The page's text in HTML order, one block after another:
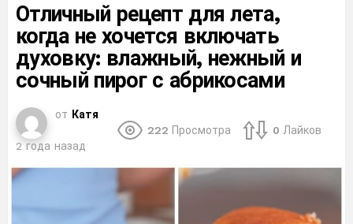
Отличный рецепт для лета,
когда не хочется включать
духовку: влажный, нежный и
сочный пирог с абрикосами
от Катя
2 года назад
222 Просмотра 0 Лайков